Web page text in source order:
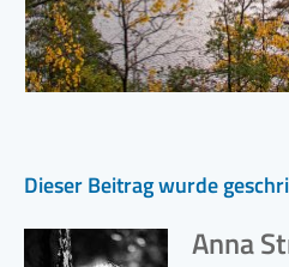
Dieser Beitrag wurde
Anna